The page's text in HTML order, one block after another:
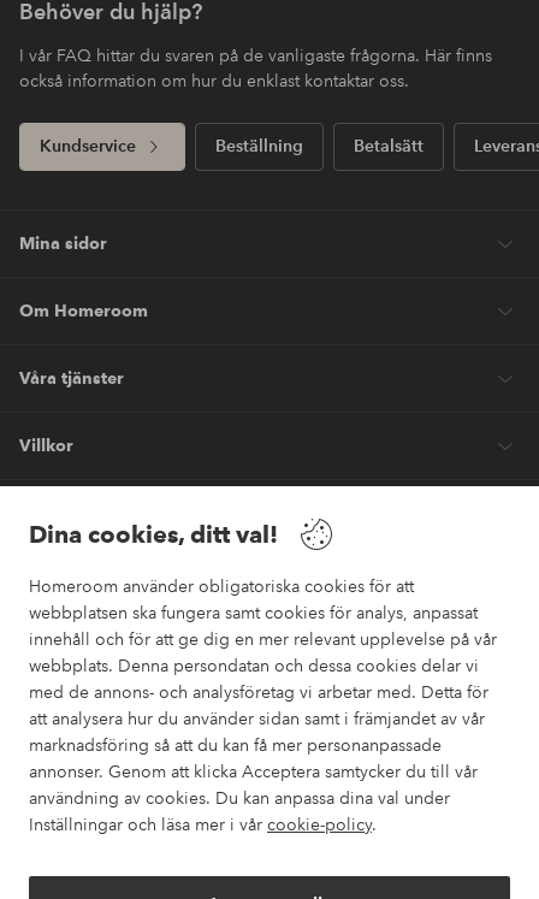
Dina cookies, ditt val!
Homeroom använder obligatoriska cookies för att
webbplatsen ska fungera samt cookies för analys, anpassat
innehåll och för att ge dig en mer relevant upplevelse på vår
webbplats. Denna persondatan och dessa cookies delar vi
med de annons- och analysföretag vi arbetar med. Detta för
att analysera hur du använder sidan samt i främjandet av vår
marknadsföring så att du kan få mer personanpassade
annonser. Genom att klicka Acceptera samtycker du till vår
användning av cookies. Du kan anpassa dina val under
Inställningar och läsa mer i vår cookie-policy.
Behöver du hjälp?
I vår FAQ hittar du svaren på de vanligaste frågorna. Här finns
också information om hur du enklast kontaktar oss.
Kundservice Beställning Betalsätt
Mina sidor
Om Homeroom
Våra tjänster
Villkor
Säkra betalningar
Vill du veta mer om våra betalalternativ ?
elpy